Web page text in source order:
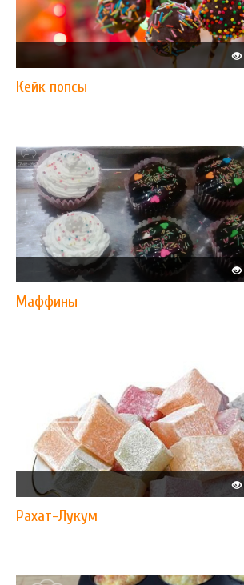
Кейк попсы
Маффины
Рахат-Лукум